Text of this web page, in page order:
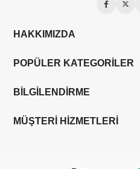
HAKKIMIZDA
POPÜLER KATEGORİLER
BİLGİLENDİRME
MÜŞTERİ HİZMETLERİ